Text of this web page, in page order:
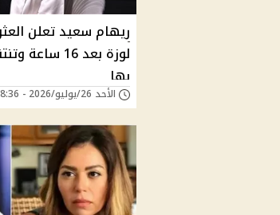
ريهام سعيد تعلن
لوزة بعد 16
بها
الأحد 26/يوليو/2026 - 08:36 م